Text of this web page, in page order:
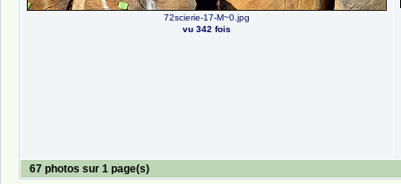
72scierie-17-M~0.jpg
vu 342 fois
67 photos sur 1 page(s)